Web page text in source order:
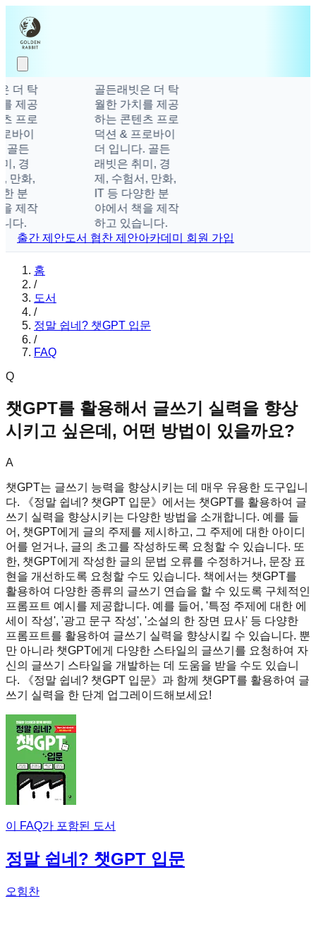
더 탁
제공
프로
바이
골든
, 경
만화,
분
제작
다.
골든래빗은 더 탁
월한 가치를 제공
하는 콘텐츠 프로
덕션 & 프로바이
더 입니다. 골든
래빗은 취미, 경
제, 수험서, 만화,
IT 등 다양한 분
야에서 책을 제작
하고 있습니다.
출간 제안도서 협찬 제안아카데미 회원 가입
홈
/
도서
/
정말 쉽네? 챗GPT 입문
/
FAQ
Q
챗GPT를 활용해서 글쓰기 실력을 향상
시키고 싶은데, 어떤 방법이 있을까요?
A
챗GPT는 글쓰기 능력을 향상시키는 데 매우 유용한 도구입니
다. 《정말 쉽네? 챗GPT 입문》에서는 챗GPT를 활용하여 글
쓰기 실력을 향상시키는 다양한 방법을 소개합니다. 예를 들
어, 챗GPT에게 글의 주제를 제시하고, 그 주제에 대한 아이디
어를 얻거나, 글의 초고를 작성하도록 요청할 수 있습니다. 또
한, 챗GPT에게 작성한 글의 문법 오류를 수정하거나, 문장 표
현을 개선하도록 요청할 수도 있습니다. 책에서는 챗GPT를
활용하여 다양한 종류의 글쓰기 연습을 할 수 있도록 구체적인
프롬프트 예시를 제공합니다. 예를 들어, '특정 주제에 대한 에
세이 작성', '광고 문구 작성', '소설의 한 장면 묘사' 등 다양한
프롬프트를 활용하여 글쓰기 실력을 향상시킬 수 있습니다. 뿐
만 아니라 챗GPT에게 다양한 스타일의 글쓰기를 요청하여 자
신의 글쓰기 스타일을 개발하는 데 도움을 받을 수도 있습니
다. 《정말 쉽네? 챗GPT 입문》과 함께 챗GPT를 활용하여 글
쓰기 실력을 한 단계 업그레이드해보세요!
이 FAQ가 포함된 도서
정말 쉽네? 챗GPT 입문
오힘찬